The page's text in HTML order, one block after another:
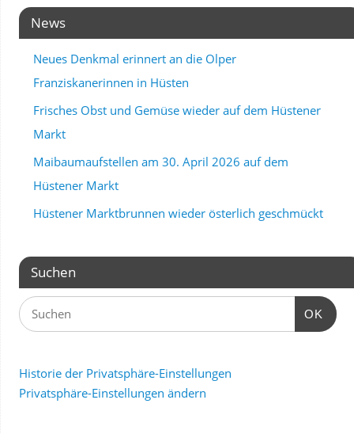
News
Neues Denkmal erinnert an die Olper
Franziskanerinnen in Hüsten
Frisches Obst und Gemüse wieder auf dem Hüstener
Markt
Maibaumaufstellen am 30. April 2026 auf dem
Hüstener Markt
Hüstener Marktbrunnen wieder österlich geschmückt
Suchen
OK
Historie der Privatsphäre-Einstellungen
Privatsphäre-Einstellungen ändern